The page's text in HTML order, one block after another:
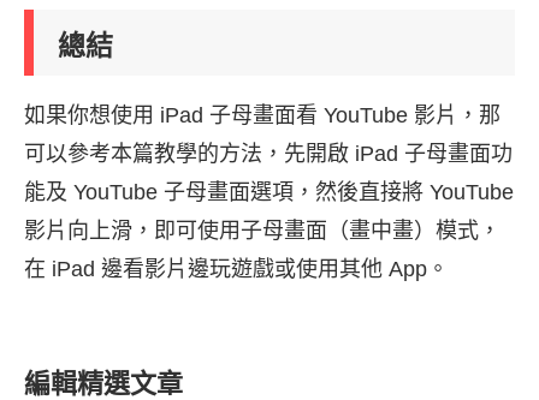
總結
如果你想使用 iPad 子母畫面看 YouTube 影片，那
可以參考本篇教學的方法，先開啟 iPad 子母畫面功
能及 YouTube 子母畫面選項，然後直接將 YouTube
影片向上滑，即可使用子母畫面（畫中畫）模式，
在 iPad 邊看影片邊玩遊戲或使用其他 App。
編輯精選文章